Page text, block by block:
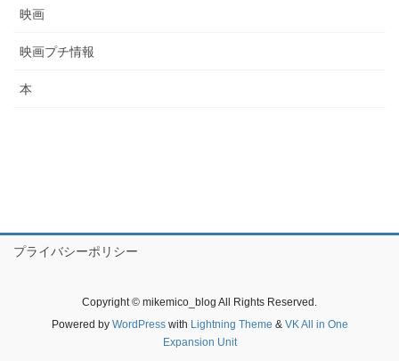
映画
映画プチ情報
本
プライバシーポリシー
Copyright © mikemico_blog All Rights Reserved.
Powered by WordPresswith Lightning Theme & VK All in One
Expansion Unit